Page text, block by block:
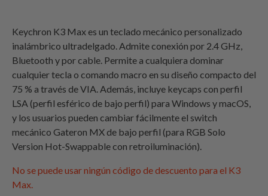
Keychron K3 Max es un teclado mecánico personalizado
inalámbrico ultradelgado.Admite conexión por 2.4 GHz,
Bluetooth y por cable. Permitea cualquiera dominar
cualquier tecla o comando macro en su diseño compacto del
75 % a través de VIA. Además, incluye keycaps con perfil
LSA (perfil esférico de bajo perfil) para Windows y macOS,
y los usuarios pueden cambiar fácilmente el switch
mecánico Gateron MX de bajo perfil (para RGB Solo
Version Hot-Swappable con retroiluminación).
No se puede usar ningún código de descuento para el K3
Max.